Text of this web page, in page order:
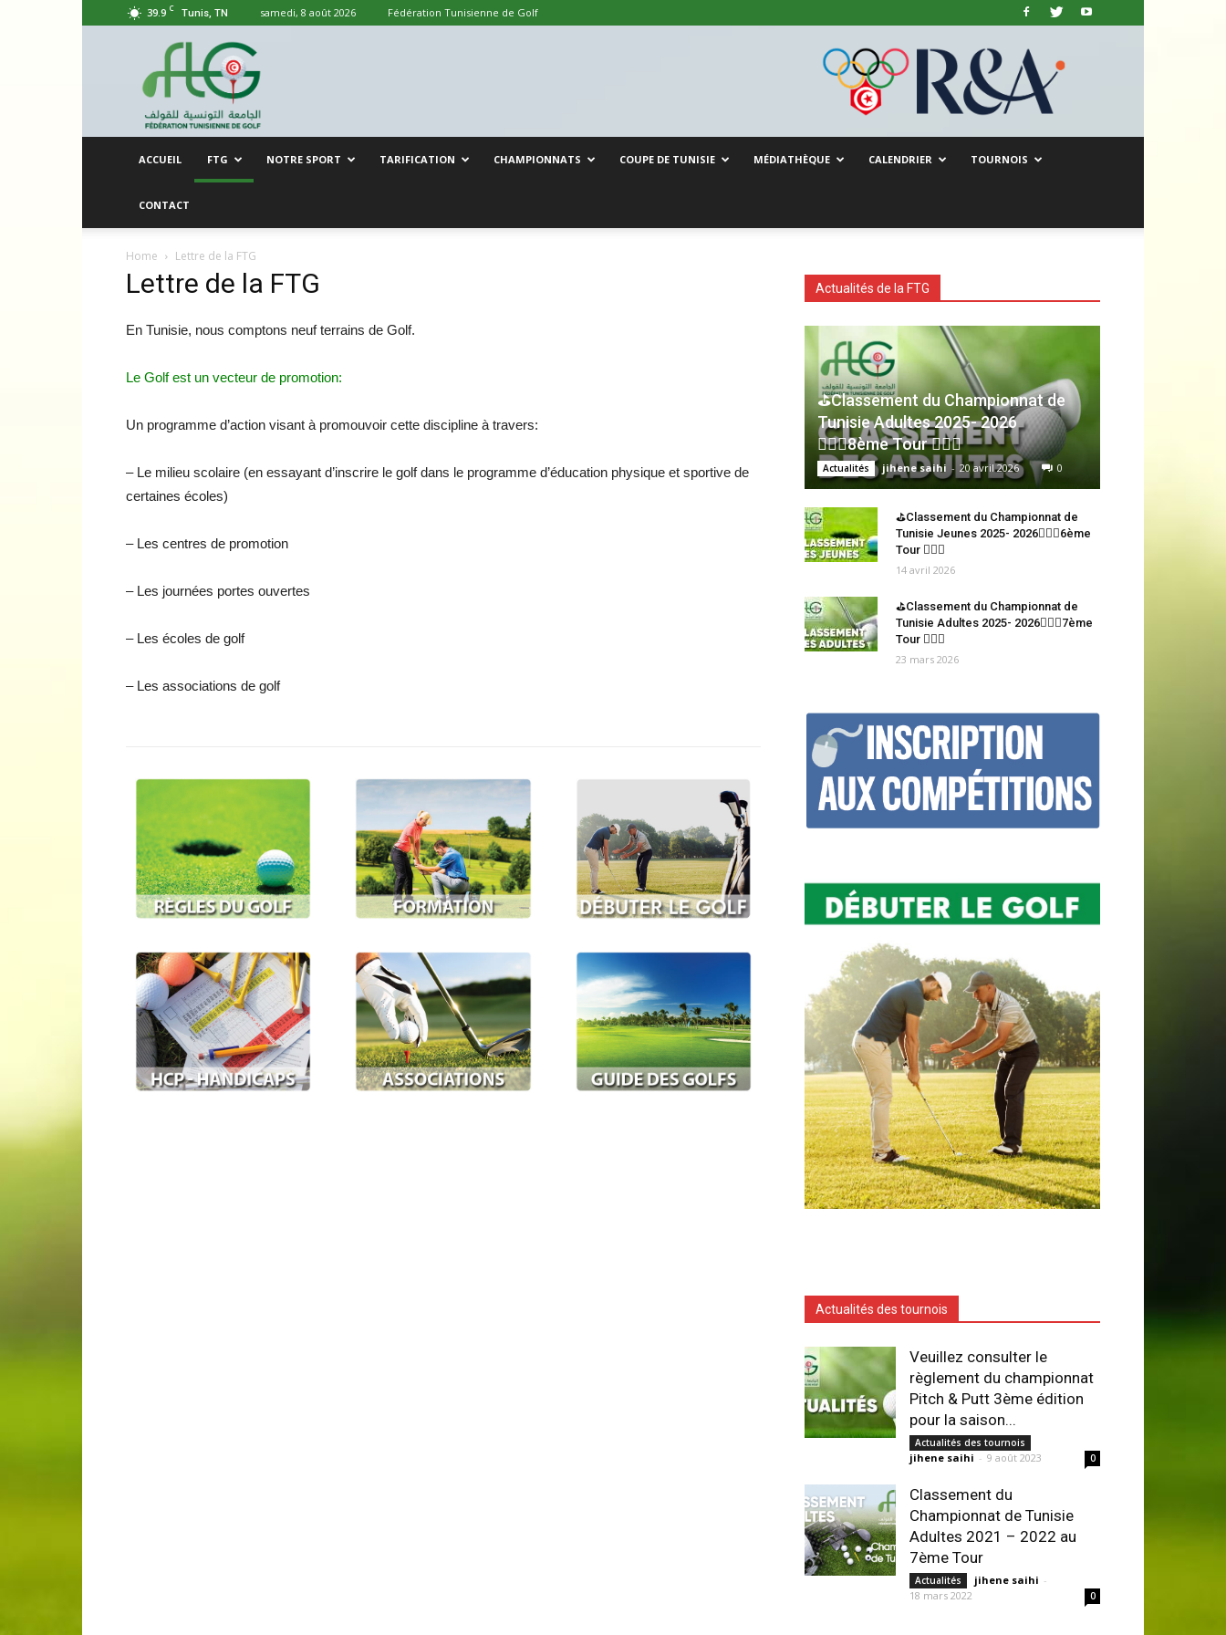
39.9 C Tunis, TN samedi, 8 août 2026 Fédération Tunisienne de Golf
Fédération
Tunisienne
de
Gof
ACCUEIL FTG NOTRE SPORT TARIFICATION CHAMPIONNATS COUPE DE TUNISIE MÉDIATHÈQUE CALENDRIER TOURNOIS
CONTACT
Home Lettre de la FTG
Lettre de la FTG
En Tunisie, nous comptons neuf terrains de Golf.
Le Golf est un vecteur de promotion:
Un programme d’action visant à promouvoir cette discipline à travers:
– Le milieu scolaire (en essayant d’inscrire le golf dans le programme d’éducation physique et sportive de
certaines écoles)
– Les centres de promotion
– Les journées portes ouvertes
– Les écoles de golf
– Les associations de golf
Actualités de la FTG
⛳Classement du Championnat de
Tunisie Adultes 2025- 2026
🏌🏻‍♂️8ème Tour 🏌🏻‍♂️
Actualités jihene saihi - 20 avril 2026 0
⛳Classement du Championnat de
Tunisie Jeunes 2025- 2026🏌🏻‍♂️6ème
Tour 🏌🏻‍♂️
14 avril 2026
⛳Classement du Championnat de
Tunisie Adultes 2025- 2026🏌🏻‍♂️7ème
Tour 🏌🏻‍♂️
23 mars 2026
Actualités des tournois
Veuillez consulter le
règlement du championnat
Pitch & Putt 3ème édition
pour la saison...
Actualités des tournois
jihene saihi - 9 août 2023 0
Classement du
Championnat de Tunisie
Adultes 2021 – 2022 au
7ème Tour
Actualités jihene saihi -
18 mars 2022
0